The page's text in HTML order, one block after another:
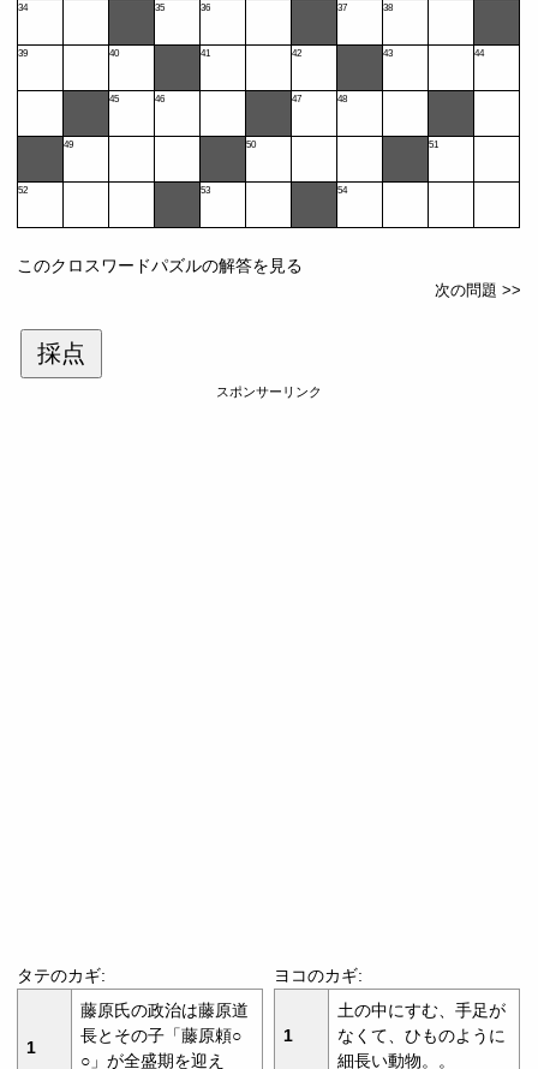
34 35 36 37 38
39 40 41 42 43 44
45 46 47 48
49 50 51
52 53 54
このクロスワードパズルの解答を見る
次の問題 >>
採点
スポンサーリンク
タテのカギ:
1
藤原氏の政治は藤原道
長とその子「藤原頼○
○」が全盛期を迎え
ヨコのカギ:
1
土の中にすむ、手足が
なくて、ひものように
細長い動物。。